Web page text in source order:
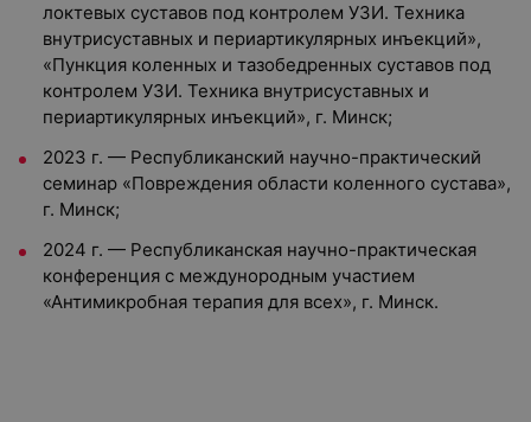
локтевых суставов под контролем УЗИ. Техника
внутрисуставных и периартикулярных инъекций»,
«Пункция коленных и тазобедренных суставов под
контролем УЗИ. Техника внутрисуставных и
периартикулярных инъекций», г. Минск;
2023 г. — Республиканский научно-практический
семинар «Повреждения области коленного сустава»,
г. Минск;
2024 г. — Республиканская научно-практическая
конференция с междунородным участием
«Антимикробная терапия для всех», г. Минск.